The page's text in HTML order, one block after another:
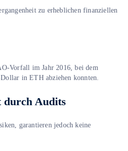
zu erheblichen finanziellen
Vorfall im Jahr 2016, bei dem
in ETH abziehen konnten.
durch Audits
garantieren jedoch keine